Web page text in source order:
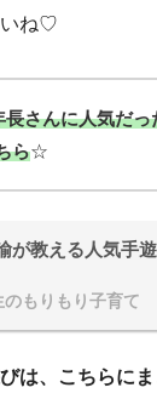
いね♡
長さんに人気だっ
ら☆
が教える人気手
のもりもり子育て
は、こちらに